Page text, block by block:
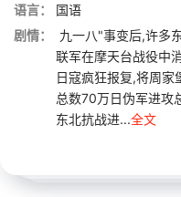
语言：
国语
剧情：
九一八"事变后,许多
联军在摩天台战役中
日寇疯狂报复,将周家
总数70万日伪军进攻
东北抗战进...全文